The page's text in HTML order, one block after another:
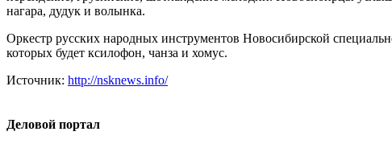
нагара, дудук и волынка.
Оркестр русских народных инструментов Новосибирской
которых будет ксилофон, чанза и хомус.
Источник: http://nsknews.info/
Деловой портал